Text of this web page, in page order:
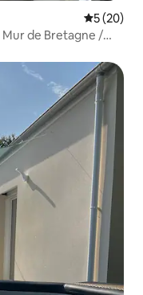
Ukadiriaji
5 (20)
Mur de Bretagne /